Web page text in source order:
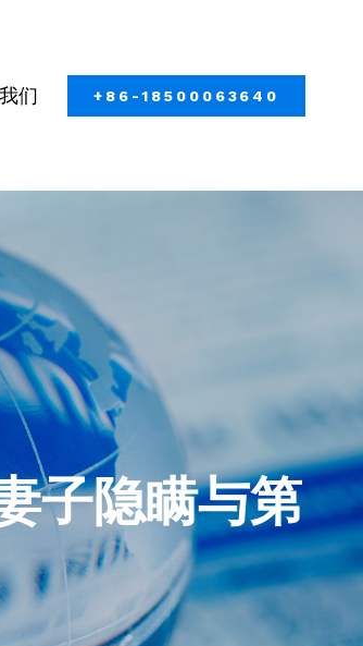
们 +86-18500063640
子隐瞒与第